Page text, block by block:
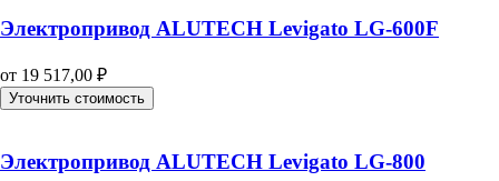
Электропривод ALUTECH Levigato LG-600F
от 19 517,00 ₽
Уточнить стоимость
Электропривод ALUTECH Levigato LG-800